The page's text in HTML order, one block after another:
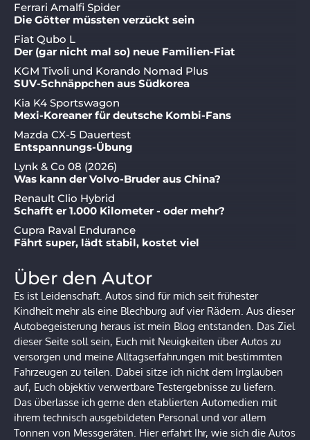
Ferrari Amalfi Spider
Die Götter müssten verzückt sein
Fiat Qubo L
Der (gar nicht mal so) neue Familien-Fiat
KGM Tivoli und Korando Nomad Plus
SUV-Schnäppchen aus Südkorea
Kia K4 Sportswagon
Mexi-Koreaner für deutsche Kombi-Fans
Mazda CX-5 Dauertest
Entspannungs-Übung
Lynk & Co 08 (2026)
Was kann der Volvo-Bruder aus China?
Renault Clio Hybrid
Schafft er 1.000 Kilometer - oder mehr?
Cupra Raval Endurance
Fährt super, lädt stabil, kostet viel
Über den Autor
Es ist Leidenschaft. Autos sind für mich seit frühester
Kindheit mehr als eine Blechburg auf vier Rädern. Aus dieser
Autobegeisterung heraus ist mein Blog entstanden. Das Ziel
dieser Seite soll sein, Euch mit Neuigkeiten über Autos zu
versorgen und meine Alltagserfahrungen mit bestimmten
Fahrzeugen zu teilen. Dabei sitze ich nicht dem Irrglauben
auf, Euch objektiv verwertbare Testergebnisse zu liefern.
Das überlasse ich gerne den etablierten Automedien mit
ihrem technisch ausgebildeten Personal und vor allem
Tonnen von Messgeräten. Hier erfahrt Ihr, wie sich die Autos